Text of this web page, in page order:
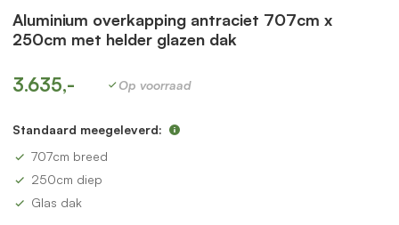
Aluminium overkapping antraciet 707cm x
250cm met helder glazen dak
3.635,- Op voorraad
Standaard meegeleverd:
707cm breed
250cm diep
Glas dak